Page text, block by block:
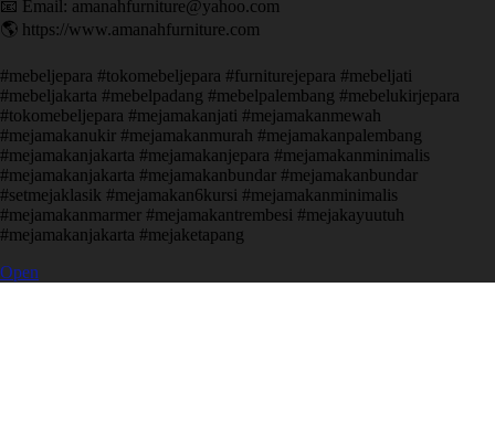
📧 Email: amanahfurniture@yahoo.com
🌎 https://www.amanahfurniture.com
#mebeljepara #tokomebeljepara #furniturejepara #mebeljati
#mebeljakarta #mebelpadang #mebelpalembang #mebelukirjepara
#tokomebeljepara #mejamakanjati #mejamakanmewah
#mejamakanukir #mejamakanmurah #mejamakanpalembang
#mejamakanjakarta #mejamakanjepara #mejamakanminimalis
#mejamakanjakarta #mejamakanbundar #mejamakanbundar
#setmejaklasik #mejamakan6kursi #mejamakanminimalis
#mejamakanmarmer #mejamakantrembesi #mejakayuutuh
#mejamakanjakarta #mejaketapang
Open